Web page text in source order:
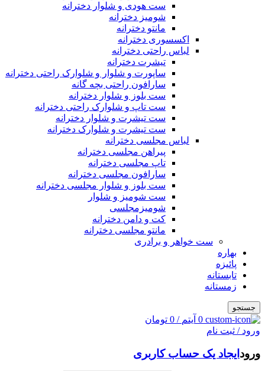
ست هودی و شلوار دخترانه
شومیز دخترانه
مانتو دخترانه
اکسسوری دخترانه
لباس راحتی دخترانه
تیشرت دخترانه
ساپورت و شلوار و شلوارک راحتی دخترانه
سارافون راحتی بچه گانه
ست بلوز و شلوار دخترانه
ست تاپ و شلوارک راحتی دخترانه
ست تیشرت و شلوار دخترانه
ست تیشرت و شلوارک دخترانه
لباس مجلسی دخترانه
پیراهن مجلسی دخترانه
تاپ مجلسی دخترانه
سارافون مجلسی دخترانه
ست بلوز و شلوار مجلسی دخترانه
ست شومیز و شلوار
شومیزمجلسی
کت و دامن دخترانه
مانتو مجلسی دخترانه
ست خواهر و برادری
بهاره
پائیزه
تابستانه
زمستانه
جستجو
0 آیتم /
0 تومان
ورود / ثبت نام
ورود ایجاد یک حساب کاربری